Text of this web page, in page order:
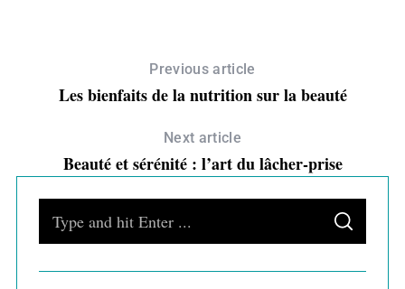
Previous article
Les bienfaits de la nutrition sur la beauté
Next article
Beauté et sérénité : l’art du lâcher-prise
S
A
C